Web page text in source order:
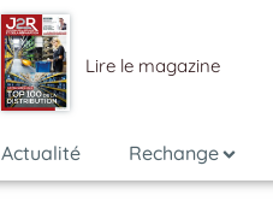
Lire le magazine
Actualité Rechange